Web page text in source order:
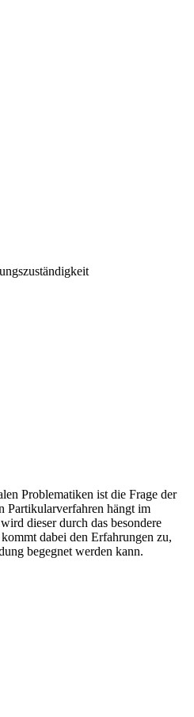
Problematiken ist die Frage der
Partikularverfahren hängt im
dieser durch das besondere
dabei den Erfahrungen zu,
begegnet werden kann.